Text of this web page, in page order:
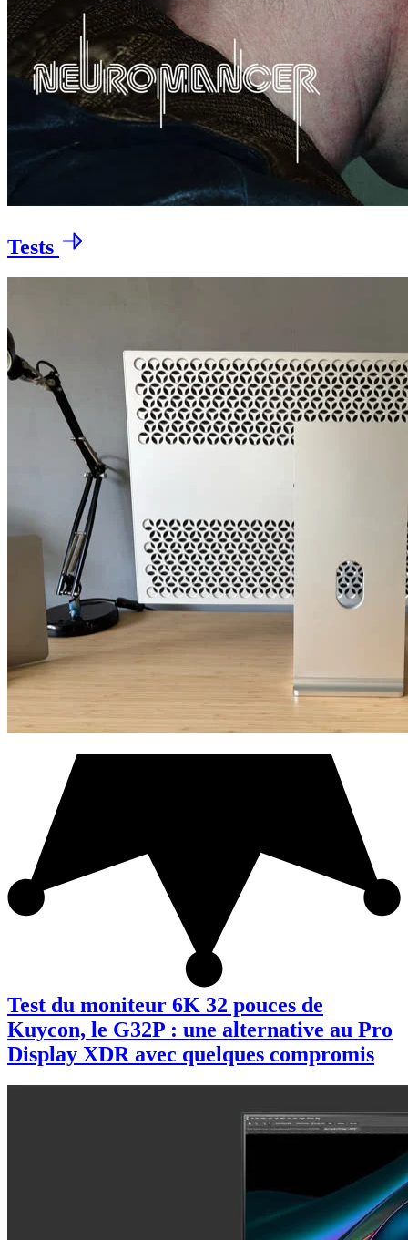
Tests
Test du moniteur 6K 32 pouces de
Kuycon, le G32P : une alternative au Pro
Display XDR avec quelques compromis